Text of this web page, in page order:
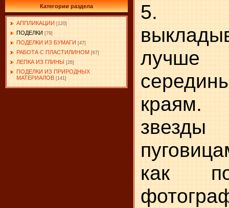
Категории раздела
АППЛИКАЦИИ [120]
ПОДЕЛКИ [79]
ПОДЕЛКИ ИЗ БУМАГИ [47]
РАБОТА С ПЛАСТИЛИНОМ [67]
ЛЕПКА ИЗ ГЛИНЫ [26]
ПОДЕЛКИ ИЗ ПРИРОДНЫХ
МАТЕРИАЛОВ [141]
5.
как